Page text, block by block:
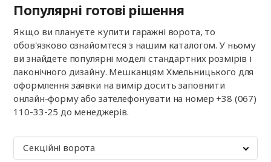
Популярні готові рішення
Якщо ви плануєте купити гаражні ворота, то
обов'язково ознайомтеся з нашим каталогом. У ньому
ви знайдете популярні моделі стандартних розмірів і
лаконічного дизайну. Мешканцям Хмельницького для
оформлення заявки на вимір досить заповнити
онлайн-форму або зателефонувати на номер +38 (067)
110-33-25 до менеджерів.
Секційні ворота